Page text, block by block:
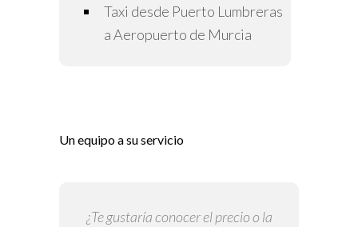
Taxi desde Puerto Lumbreras
a Aeropuerto de Murcia
Un equipo a su servicio
¿Te gustaría conocer el precio o la